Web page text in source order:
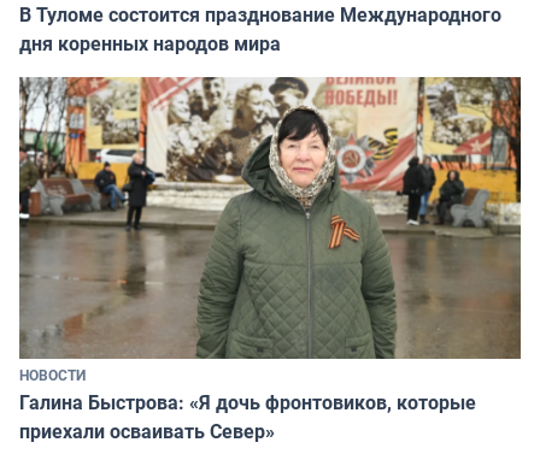
В Туломе состоится празднование Международного
дня коренных народов мира
НОВОСТИ
Галина Быстрова: «Я дочь фронтовиков, которые
приехали осваивать Север»